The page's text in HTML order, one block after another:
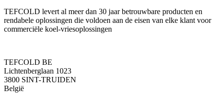
TEFCOLD levert al meer dan 30 jaar betrouwbare producten en
rendabele oplossingen die voldoen aan de eisen van elke klant voor
commerciële koel-vriesoplossingen
TEFCOLD BE
Lichtenberglaan 1023
3800 SINT-TRUIDEN
België